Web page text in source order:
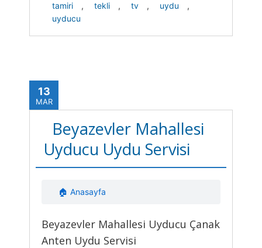
tamiri
, tekli , tv , uydu
,
uyducu
13
MAR
Beyazevler Mahallesi
Uyducu Uydu Servisi
🏠 Anasayfa
Beyazevler Mahallesi Uyducu Çanak
Anten Uydu Servisi